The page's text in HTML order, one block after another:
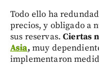
Todo ello ha
precios, y obligado a
sus reservas.Ciertas
Asia, muy
implementaron